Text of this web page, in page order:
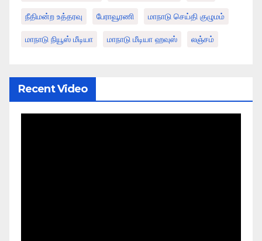
நீதிமன்ற உத்தரவு பேராவூரணி மாநாடு செய்தி குழுமம்
மாநாடு நியூஸ் மீடியா மாநாடு மீடியா ஹவுஸ் லஞ்சம்
Recent Video